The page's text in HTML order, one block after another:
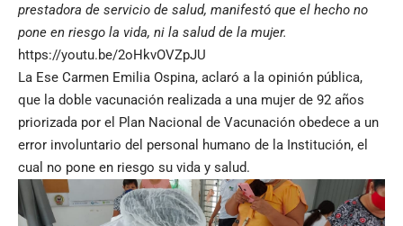
prestadora de servicio de salud, manifestó que el hecho no
pone en riesgo la vida, ni la salud de la mujer.
https://youtu.be/2oHkvOVZpJU
La Ese Carmen Emilia Ospina, aclaró a la opinión pública,
que la doble vacunación realizada a una mujer de 92 años
priorizada por el Plan Nacional de Vacunación obedece a un
error involuntario del personal humano de la Institución, el
cual no pone en riesgo su vida y salud.